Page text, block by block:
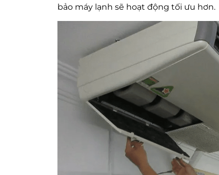
bảo máy lạnh sẽ hoạt động tối ưu hơn.